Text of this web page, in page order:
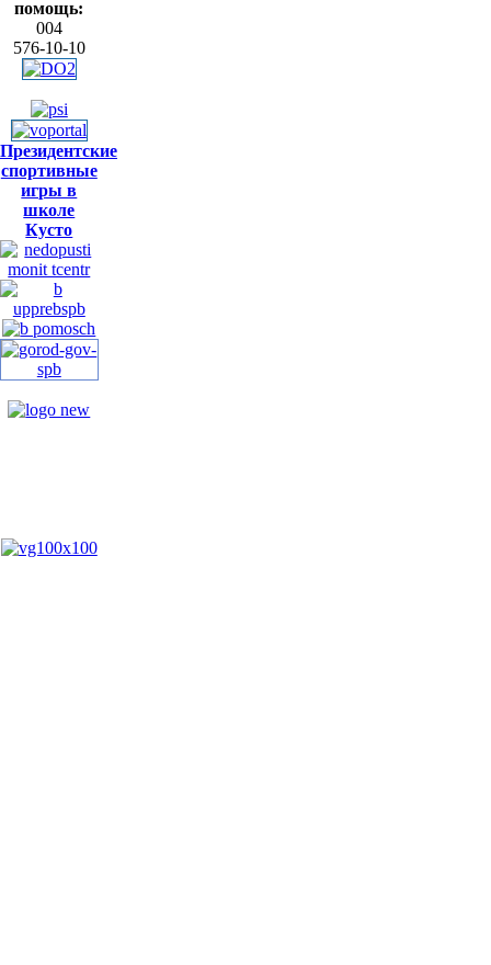
помощь:
004
576-10-10
Президентские
спортивные
игры в
школе
Кусто